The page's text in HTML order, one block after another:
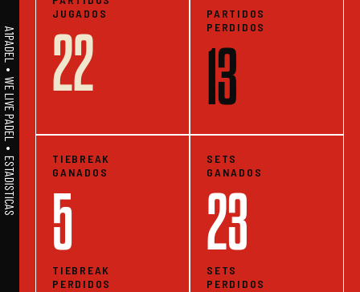
A1PADEL • WE LIVE PADEL • ESTADISTICAS
JUGADOS
22
PARTIDOS
PERDIDOS
13
TIEBREAK
GANADOS
5
TIEBREAK
PERDIDOS
SETS
GANADOS
23
SETS
PERDIDOS